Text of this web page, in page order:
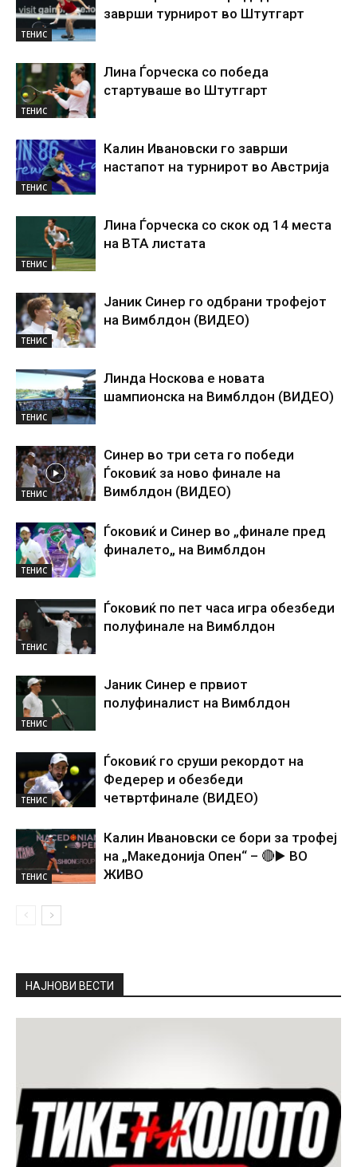
ТЕНИС
заврши турнирот во Штутгарт
ТЕНИС
Лина Ѓорческа со победа
стартуваше во Штутгарт
ТЕНИС
Калин Ивановски го заврши
настапот на турнирот во Австрија
ТЕНИС
Лина Ѓорческа со скок од 14 места
на ВТА листата
ТЕНИС
Јаник Синер го одбрани трофејот
на Вимблдон (ВИДЕО)
ТЕНИС
Линда Носкова е новата
шампионска на Вимблдон (ВИДЕО)
ТЕНИС
Синер во три сета го победи
Ѓоковиќ за ново финале на
Вимблдон (ВИДЕО)
ТЕНИС
Ѓоковиќ и Синер во „финале пред
финалето„ на Вимблдон
ТЕНИС
Ѓоковиќ по пет часа игра обезбеди
полуфинале на Вимблдон
ТЕНИС
Јаник Синер е првиот
полуфиналист на Вимблдон
ТЕНИС
Ѓоковиќ го сруши рекордот на
Федерер и обезбеди
четвртфинале (ВИДЕО)
ТЕНИС
Калин Ивановски се бори за трофеј
на „Македонија Опен“ – 🔴▶️ ВО
ЖИВО
НАЈНОВИ ВЕСТИ